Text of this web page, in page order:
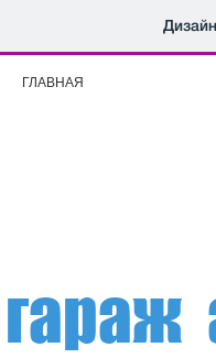
ГЛАВНАЯ
гараж